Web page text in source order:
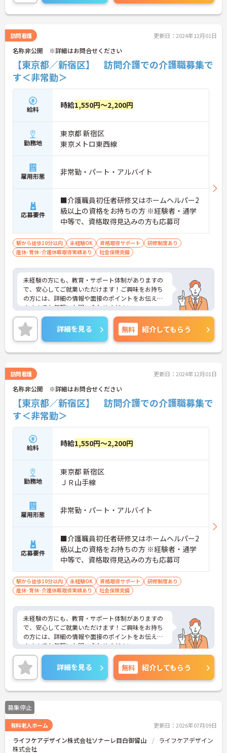
ご興味のある方には、面接対策ポイントなど、さら
に詳細をお話いたしますので、お気軽にご相談くだ
訪問看護 更新日：2024年12月01日
名称非公開 ※詳細はお問合せください
【東京都／新宿区】 訪問介護での介護職募集で
す＜非常勤＞
給料 時給1,550円～2,200円
勤務地
東京都 新宿区
東京メトロ東西線
雇用形態 非常勤・パート・アルバイト
応募要件
■介護職員初任者研修又はホームヘルパー2
級以上の資格をお持ちの方 ※経験者・通学
中等で、資格取得見込みの方も応募可
駅から徒歩10分以内 未経験OK 資格取得サポート
研修制度あり
産休･育休･介護休暇取得実績あり
社会保険完備
未経験の方にも、教育・サポート体制がありますの
で、安心してご就業いただけます！ご興味をお持ち
の方には、詳細の情報や面接のポイントをお伝えし
ますのでお気軽にお問い合わせください。
詳細を見る 無料 紹介してもらう
訪問看護 更新日：2024年12月01日
名称非公開 ※詳細はお問合せください
【東京都／新宿区】 訪問介護での介護職募集で
す＜非常勤＞
給料 時給1,550円～2,200円
勤務地
東京都 新宿区
ＪＲ山手線
雇用形態 非常勤・パート・アルバイト
応募要件
■介護職員初任者研修又はホームヘルパー2
級以上の資格をお持ちの方 ※経験者・通学
中等で、資格取得見込みの方も応募可
駅から徒歩10分以内 未経験OK 資格取得サポート
研修制度あり
産休･育休･介護休暇取得実績あり
社会保険完備
未経験の方にも、教育・サポート体制がありますの
で、安心してご就業いただけます！ご興味をお持ち
の方には、詳細の情報や面接のポイントをお伝えし
ますのでお気軽にお問い合わせください。
詳細を見る 無料 紹介してもらう
募集停止
有料老人ホーム 更新日：2026年07月09日
ライフケアデザイン株式会社ソナーレ目白御留山
ライフケアデザイン
株式会社